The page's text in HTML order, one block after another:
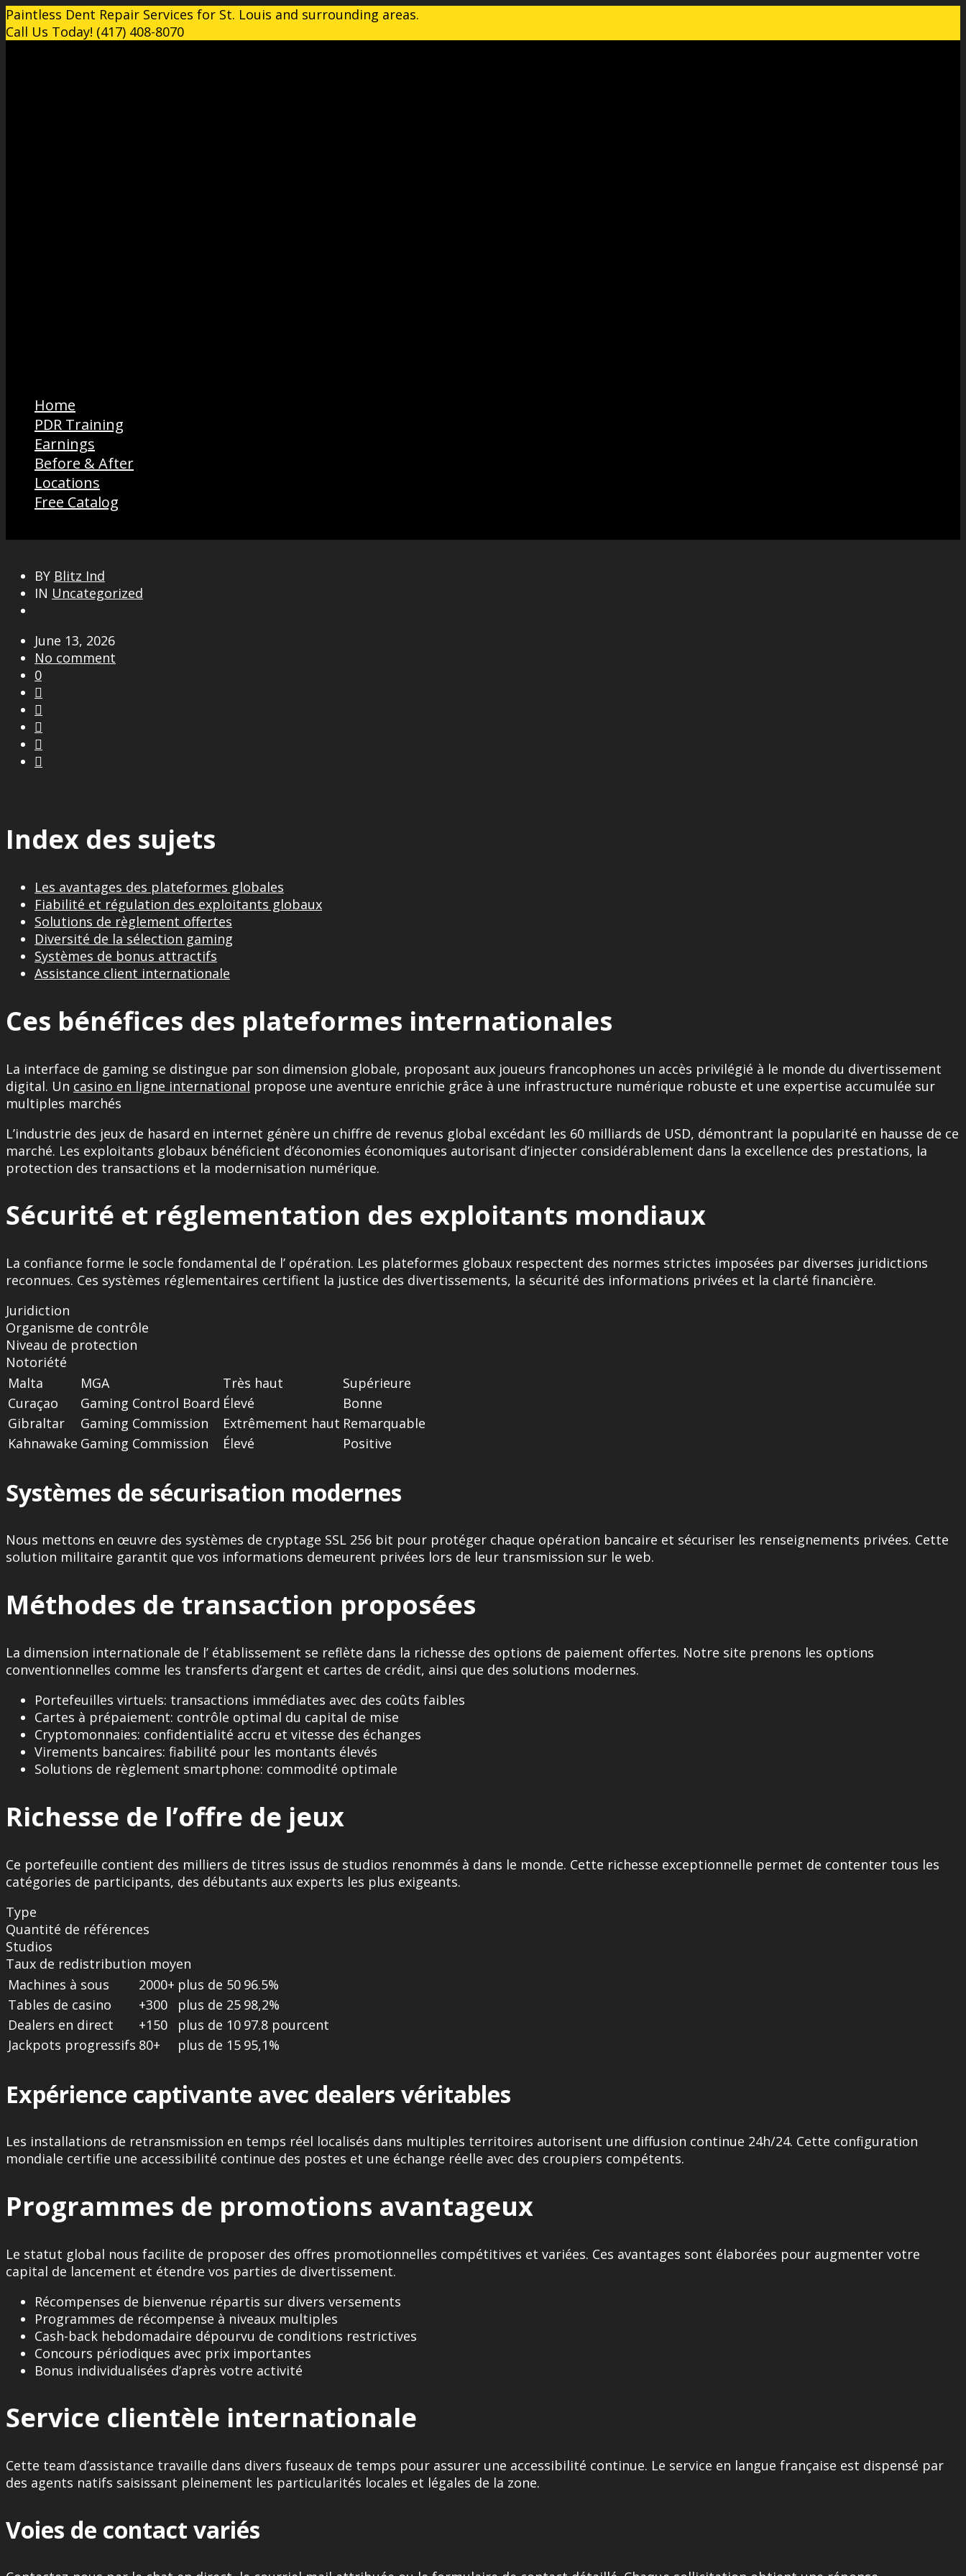
Paintless Dent Repair Services for St. Louis and surrounding areas.
Call Us Today! (417) 408-8070
Home
PDR Training
Earnings
Before & After
Locations
Free Catalog
BY Blitz Ind
IN Uncategorized
June 13, 2026
No comment
0





Index des sujets
Les avantages des plateformes globales
Fiabilité et régulation des exploitants globaux
Solutions de règlement offertes
Diversité de la sélection gaming
Systèmes de bonus attractifs
Assistance client internationale
Ces bénéfices des plateformes internationales
La interface de gaming se distingue par son dimension globale, proposant aux joueurs francophones un accès privilégié à le monde du divertissement
digital. Un casino en ligne international propose une aventure enrichie grâce à une infrastructure numérique robuste et une expertise accumulée sur
multiples marchés
L’industrie des jeux de hasard en internet génère un chiffre de revenus global excédant les 60 milliards de USD, démontrant la popularité en hausse de ce
marché. Les exploitants globaux bénéficient d’économies économiques autorisant d’injecter considérablement dans la excellence des prestations, la
protection des transactions et la modernisation numérique.
Sécurité et réglementation des exploitants mondiaux
La confiance forme le socle fondamental de l’ opération. Les plateformes globaux respectent des normes strictes imposées par diverses juridictions
reconnues. Ces systèmes réglementaires certifient la justice des divertissements, la sécurité des informations privées et la clarté financière.
Juridiction
Organisme de contrôle
Niveau de protection
Notoriété
Malta
MGA Très haut
Supérieure
Curaçao
Gaming Control Board Élevé
Bonne
Gibraltar
Gaming Commission Extrêmement haut Remarquable
Kahnawake Gaming Commission Élevé Positive
Systèmes de sécurisation modernes
Nous mettons en œuvre des systèmes de cryptage SSL 256 bit pour protéger chaque opération bancaire et sécuriser les renseignements privées. Cette
solution militaire garantit que vos informations demeurent privées lors de leur transmission sur le web.
Méthodes de transaction proposées
La dimension internationale de l’ établissement se reflète dans la richesse des options de paiement offertes. Notre site prenons les options
conventionnelles comme les transferts d’argent et cartes de crédit, ainsi que des solutions modernes.
Portefeuilles virtuels: transactions immédiates avec des coûts faibles
Cartes à prépaiement: contrôle optimal du capital de mise
Cryptomonnaies: confidentialité accru et vitesse des échanges
Virements bancaires: fiabilité pour les montants élevés
Solutions de règlement smartphone: commodité optimale
Richesse de l’offre de jeux
Ce portefeuille contient des milliers de titres issus de studios renommés à dans le monde. Cette richesse exceptionnelle permet de contenter tous les
catégories de participants, des débutants aux experts les plus exigeants.
Type
Quantité de références
Studios
Taux de redistribution moyen
Machines à sous
2000+ plus de 50 96.5%
Tables de casino
+300 plus de 25 98,2%
Dealers en direct
+150 plus de 10 97.8 pourcent
Jackpots progressifs 80+ plus de 15 95,1%
Expérience captivante avec dealers véritables
Les installations de retransmission en temps réel localisés dans multiples territoires autorisent une diffusion continue 24h/24. Cette configuration
mondiale certifie une accessibilité continue des postes et une échange réelle avec des croupiers compétents.
Programmes de promotions avantageux
Le statut global nous facilite de proposer des offres promotionnelles compétitives et variées. Ces avantages sont élaborées pour augmenter votre
capital de lancement et étendre vos parties de divertissement.
Récompenses de bienvenue répartis sur divers versements
Programmes de récompense à niveaux multiples
Cash-back hebdomadaire dépourvu de conditions restrictives
Concours périodiques avec prix importantes
Bonus individualisées d’après votre activité
Service clientèle internationale
Cette team d’assistance travaille dans divers fuseaux de temps pour assurer une accessibilité continue. Le service en langue française est dispensé par
des agents natifs saisissant pleinement les particularités locales et légales de la zone.
Voies de contact variés